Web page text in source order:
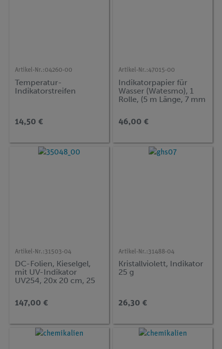
Artikel-Nr.:04260-00
Temperatur-
Indikatorstreifen
14,50 €
Artikel-Nr.:47015-00
Indikatorpapier für
Wasser (Watesmo), 1
Rolle, (5 m Länge, 7 mm
46,00 €
Artikel-Nr.:31503-04
DC-Folien, Kieselgel,
mit UV-Indikator
UV254, 20x 20 cm, 25
147,00 €
Artikel-Nr.:31488-04
Kristallviolett, Indikator
25 g
26,30 €